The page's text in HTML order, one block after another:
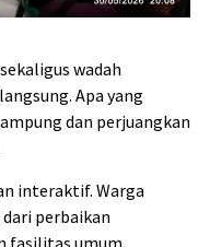
wadah
Apa yang
dan perjuangkan
interaktif. Warga
perbaikan
fasilitas umum,